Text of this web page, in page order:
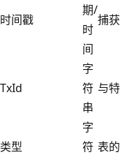
时间戳
期/
时
间
捕
TxId
字
符
串
与
类型
字
符 表